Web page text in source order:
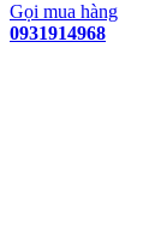
Gọi mua hàng
0931914968